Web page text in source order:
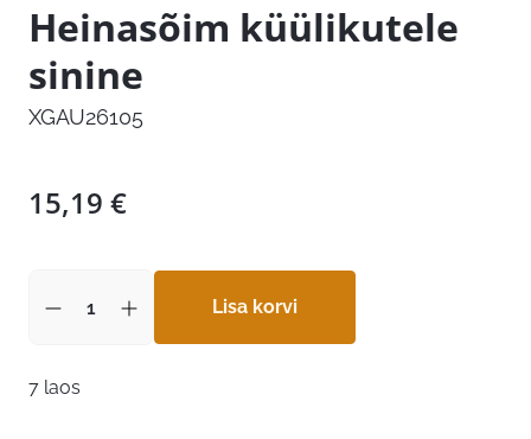
Heinasõim küülikutele
sinine
XGAU26105
15,19 €
Lisa korvi
7 laos